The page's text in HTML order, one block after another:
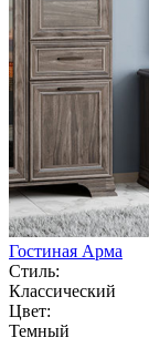
Гостиная Арма
Стиль:
Классический
Цвет:
Темный